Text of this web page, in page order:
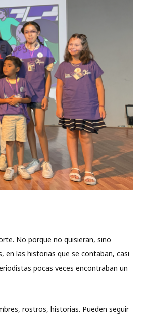
No porque no quisieran, sino
en las historias que se contaban, casi
pocas veces encontraban un
rostros, historias. Pueden seguir